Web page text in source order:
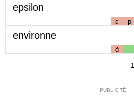
epsilon
ɛ p
environne
ɑ̃
1
PUBLICITÉ